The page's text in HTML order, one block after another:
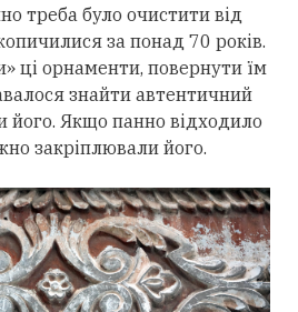
треба було очистити від
за понад 70 років.
ці орнаменти, повернути їм
знайти автентичний
його. Якщо панно відходило
закріплювали його.